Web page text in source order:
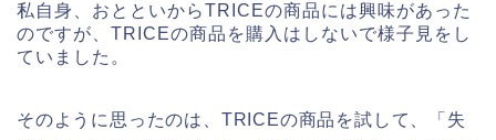
私自身、おとといからTRICEの商品には興味があった
のですが、TRICEの商品を購入はしないで様子見をし
ていました。
そのように思ったのは、TRICEの商品を試して、「失